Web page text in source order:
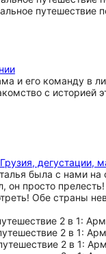
и его команду в
с
дегустации,
была с нами
он просто
Обе страны